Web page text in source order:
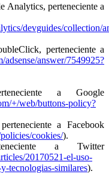
Analytics, perteneciente a
devguides/collection/
perteneciente a
answer/7549925?
a Google
+/web/buttons-policy?
a Facebook
cookies/).
a Twitter
20170521-el-uso-
tecnologias-similares).